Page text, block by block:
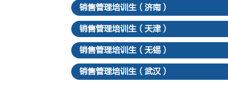
销售管理培训生（济南）
销售管理培训生（天津）
销售管理培训生（无锡）
销售管理培训生（武汉）